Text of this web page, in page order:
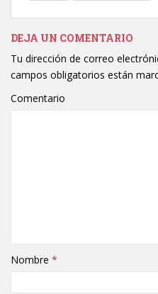
DEJA UN COMENTARIO
Tu dirección de correo
campos obligatorios están
Comentario
Nombre *